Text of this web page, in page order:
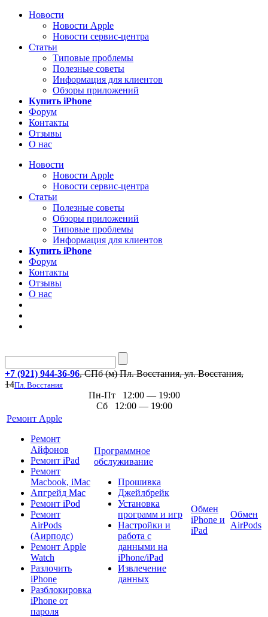
Новости
Новости Apple
Новости сервис-центра
Статьи
Типовые проблемы
Полезные советы
Информация для клиентов
Обзоры приложений
Купить iPhone
Форум
Контакты
Отзывы
О нас
Новости
Новости Apple
Новости сервис-центра
Статьи
Полезные советы
Обзоры приложений
Типовые проблемы
Информация для клиентов
Купить iPhone
Форум
Контакты
Отзывы
О нас
+7 (921) 944-36-96, СПб (м) Пл. Восстания, ул. Восстания,
14Пл. Восстания
Пн-Пт 12:00 — 19:00
Сб 12:00 — 19:00
Ремонт Apple
Ремонт
Айфонов
Ремонт iPad
Ремонт
Macbook, iMac
Апгрейд Mac
Ремонт iPod
Ремонт
AirPods
(Аирподс)
Ремонт Apple
Watch
Разлочить
iPhone
Разблокировка
iPhone от
пароля
Программное
обслуживание
Прошивка
Джейлбрейк
Установка
программ и игр
Настройки и
работа с
данными на
iPhone/iPad
Извлечение
данных
Обмен
iPhone и
iPad
Обмен
AirPods